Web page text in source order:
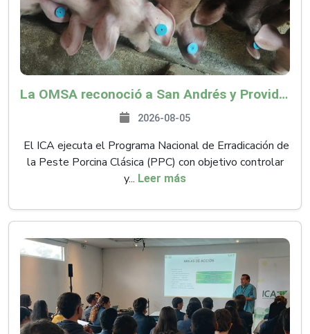
La OMSA reconoció a San Andrés y Providencia como zona libre de Peste Porcina Clásica (PPC)
2026-08-05
El ICA ejecuta el Programa Nacional de Erradicación de
la Peste Porcina Clásica (PPC) con objetivo controlar
y... Leer más